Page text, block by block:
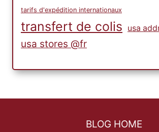
tarifs d'expédition internationaux
transfert de colis usa
usa stores @fr
BLOG HOME